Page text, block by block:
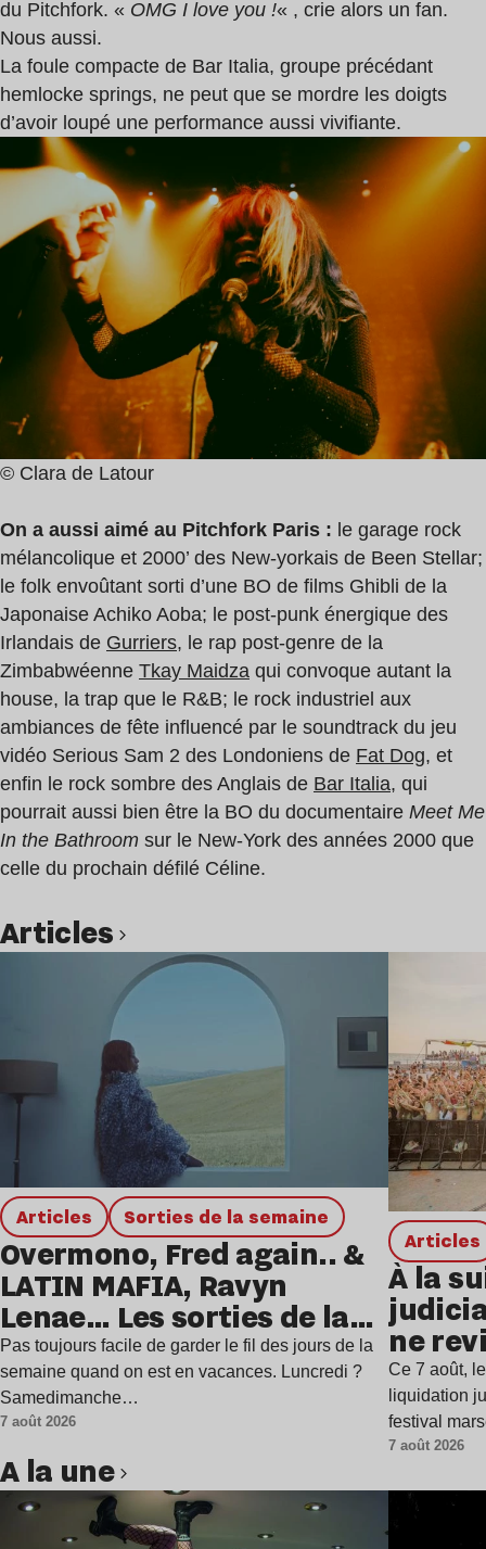
du Pitchfork. « OMG I love you !« , crie alors un fan.
Nous aussi.
La foule compacte de Bar Italia, groupe précédant
hemlocke springs, ne peut que se mordre les doigts
d’avoir loupé une performance aussi vivifiante.
© Clara de Latour
On a aussi aimé au Pitchfork Paris : le garage rock
mélancolique et 2000’ des New-yorkais de Been Stellar;
le folk envoûtant sorti d’une BO de films Ghibli de la
Japonaise Achiko Aoba; le post-punk énergique des
Irlandais de Gurriers, le rap post-genre de la
Zimbabwéenne Tkay Maidza qui convoque autant la
house, la trap que le R&B; le rock industriel aux
ambiances de fête influencé par le soundtrack du jeu
vidéo Serious Sam 2 des Londoniens de Fat Dog, et
enfin le rock sombre des Anglais de Bar Italia, qui
pourrait aussi bien être la BO du documentaire Meet Me
In the Bathroom sur le New-York des années 2000 que
celle du prochain défilé Céline.
Articles
Articles Sorties de la semaine
Overmono, Fred again.. &
LATIN MAFIA, Ravyn
Lenae… Les sorties de la
semaine
Pas toujours facile de garder le fil des jours de la
semaine quand on est en vacances. Luncredi ?
Samedimanche…
7 août 2026
Articles
À la
ne
Ce 7 août,
liquidation
festival
7 août 2026
A la une
Lire l’article